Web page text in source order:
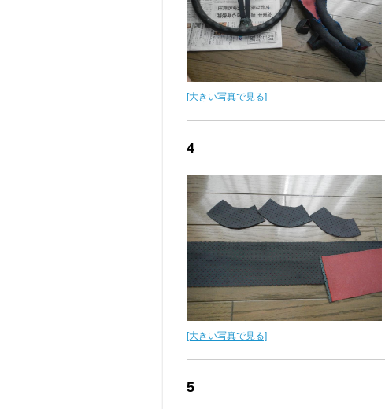
[大きい写真で見る]
4
[大きい写真で見る]
5